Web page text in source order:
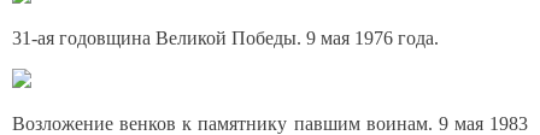
31-ая годовщина Великой Победы. 9 мая 1976 года.
Возложение венков к памятнику павшим воинам. 9 мая 1983